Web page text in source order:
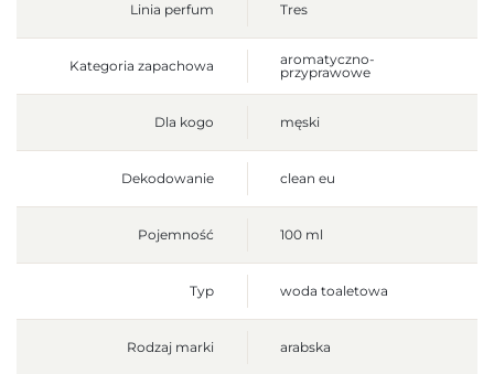
Linia perfum Tres
Kategoria zapachowa
aromatyczno-
przyprawowe
Dla kogo męski
Dekodowanie clean eu
Pojemność 100 ml
Typ woda toaletowa
Rodzaj marki arabska